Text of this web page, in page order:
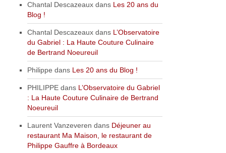
Chantal Descazeaux dans Les 20 ans du
Blog !
Chantal Descazeaux dans L’Observatoire
du Gabriel : La Haute Couture Culinaire
de Bertrand Noeureuil
Philippe dans Les 20 ans du Blog !
PHILIPPE dans L’Observatoire du Gabriel
: La Haute Couture Culinaire de Bertrand
Noeureuil
Laurent Vanzeveren dans Déjeuner au
restaurant Ma Maison, le restaurant de
Philippe Gauffre à Bordeaux